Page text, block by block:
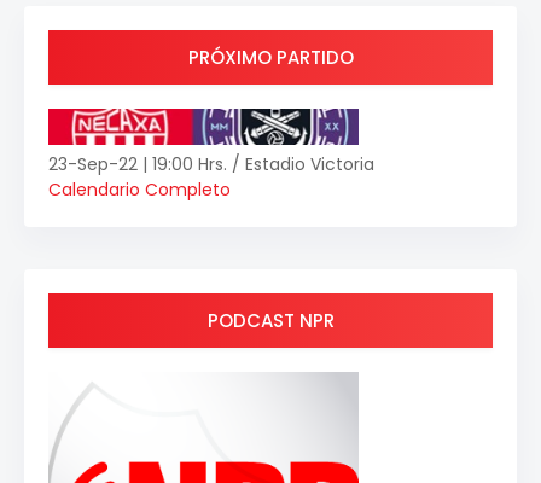
PRÓXIMO PARTIDO
23-Sep-22 | 19:00 Hrs. / Estadio Victoria
Calendario Completo
PODCAST NPR